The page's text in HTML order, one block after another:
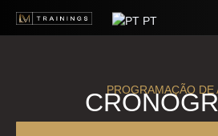
PT
PROGRAMAÇÃO DE